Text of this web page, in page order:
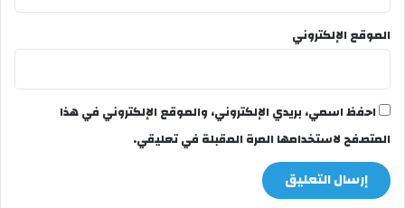
الموقع الإلكتروني
احفظ اسمي، بريدي الإلكتروني، والموقع الإلكتروني في هذا
المتصفح لاستخدامها المرة المقبلة في تعليقي.